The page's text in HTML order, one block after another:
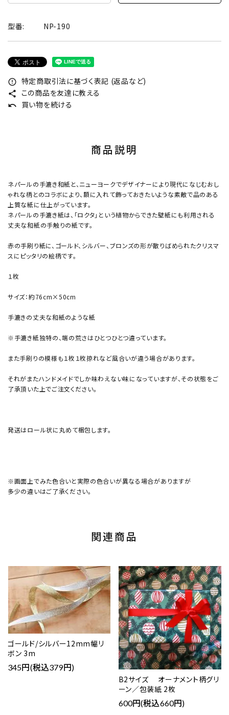
型番: NP-190
error_outline 特定商取引法に基づく表記 (返品など)
share この商品を友達に教える
undo 買い物を続ける
商品説明
ネパールの手漉き和紙と、ニューヨークでデザイナーにより現代になじむおし
ゃれな柄とのコラボにより、額に入れて飾っておきたいような素敵で品のある
上質な紙に仕上がっています。
ネパールの手漉き紙は、「ロクタ」という植物からできた壁紙にも利用される
丈夫な和紙の手触りの紙です。
赤の手刷り紙に、ゴールド、シルバー、ブロンズの形が散りばめられたクリスマ
スにピッタリの絵柄です。
１枚
サイズ：約76cm×50cm
手漉きの丈夫な和紙のような紙
※手漉き紙独特の、端の荒さはひとつひとつ違っています。
また手刷りの模様も１枚１枚掠れなど風合いが違う場合があります。
それがまたハンドメイドでしか味わえない味になっていますが、その状態をご
了承頂いた上でご注文ください。
発送はロール状に丸めて梱包します。
※画面上でみた色合いと実際の色合いが異なる場合がありますが
多少の違いはご了承ください。
関連商品
ゴールド/シルバー12mm幅リ
ボン 3m
345円(税込379円)
B2サイズ オーナメント柄グリ
ーン／包装紙 2枚
600円(税込660円)